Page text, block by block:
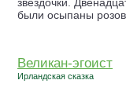
были осыпаны
Великан-эгоист
Ирландская сказка